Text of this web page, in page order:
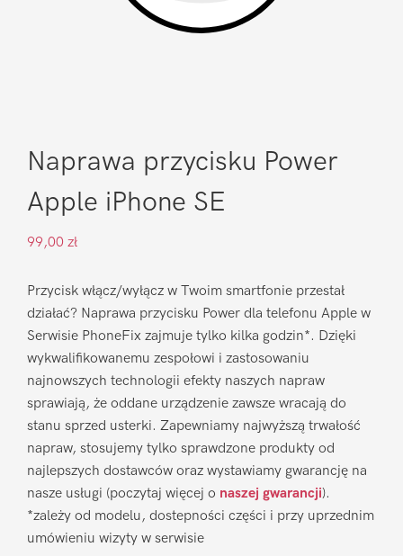
Naprawa przycisku Power
Apple iPhone SE
99,00 zł
Przycisk włącz/wyłącz w Twoim smartfonie przestał
działać? Naprawa przycisku Power dla telefonu Apple w
Serwisie PhoneFix zajmuje tylko kilka godzin*. Dzięki
wykwalifikowanemu zespołowi i zastosowaniu
najnowszych technologii efekty naszych napraw
sprawiają, że oddane urządzenie zawsze wracają do
stanu sprzed usterki. Zapewniamy najwyższą trwałość
napraw, stosujemy tylko sprawdzone produkty od
najlepszych dostawców oraz wystawiamy gwarancję na
nasze usługi (poczytaj więcej o naszej gwarancji).
*zależy od modelu, dostepności części i przy uprzednim
umówieniu wizyty w serwisie